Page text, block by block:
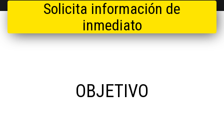
Solicita información de
inmediato
OBJETIVO